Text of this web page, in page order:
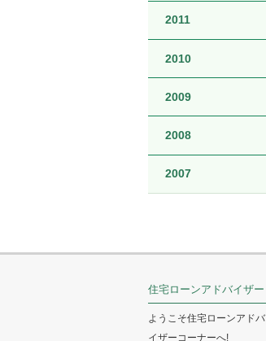
2011
2010
2009
2008
2007
住宅ローンアドバイザー
ようこそ住宅ローンアドバ
イザーコーナーへ!